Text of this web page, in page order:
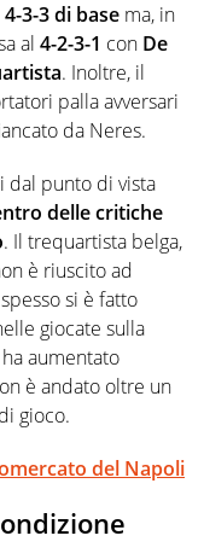
4-3-3 di base ma, in
al 4-2-3-1 con De
. Inoltre, il
palla avversari
da Neres.
dal punto di vista
delle critiche
. Il trequartista belga,
è riuscito ad
si è fatto
giocate sulla
aumentato
è andato oltre un
gioco.
del Napoli